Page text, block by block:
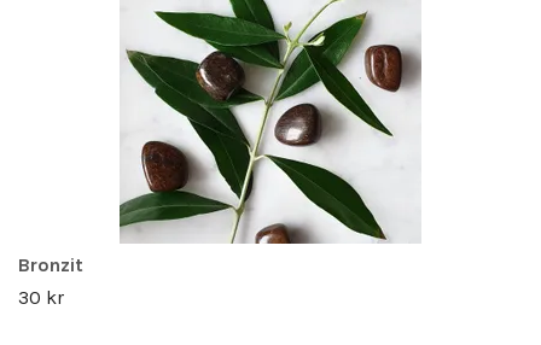
Bronzit
30 kr